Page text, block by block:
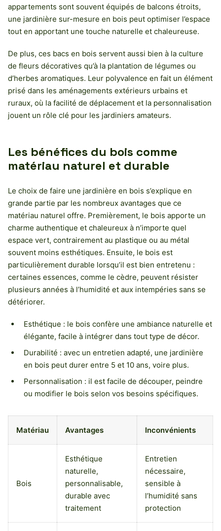
appartements sont souvent équipés de balcons étroits,
une jardinière sur-mesure en bois peut optimiser l’espace
tout en apportant une touche naturelle et chaleureuse.
De plus, ces bacs en bois servent aussi bien à la culture
de fleurs décoratives qu’à la plantation de légumes ou
d’herbes aromatiques. Leur polyvalence en fait un élément
prisé dans les aménagements extérieurs urbains et
ruraux, où la facilité de déplacement et la personnalisation
jouent un rôle clé pour les jardiniers amateurs.
Les bénéfices du bois comme
matériau naturel et durable
Le choix de faire une jardinière en bois s’explique en
grande partie par les nombreux avantages que ce
matériau naturel offre. Premièrement, le bois apporte un
charme authentique et chaleureux à n’importe quel
espace vert, contrairement au plastique ou au métal
souvent moins esthétiques. Ensuite, le bois est
particulièrement durable lorsqu’il est bien entretenu :
certaines essences, comme le cèdre, peuvent résister
plusieurs années à l’humidité et aux intempéries sans se
détériorer.
Esthétique : le bois confère une ambiance naturelle et
élégante, facile à intégrer dans tout type de décor.
Durabilité : avec un entretien adapté, une jardinière
en bois peut durer entre 5 et 10 ans, voire plus.
Personnalisation : il est facile de découper, peindre
ou modifier le bois selon vos besoins spécifiques.
Matériau Avantages Inconvénients
Bois
Esthétique
naturelle,
personnalisable,
durable avec
traitement
Entretien
nécessaire,
sensible à
l’humidité sans
protection